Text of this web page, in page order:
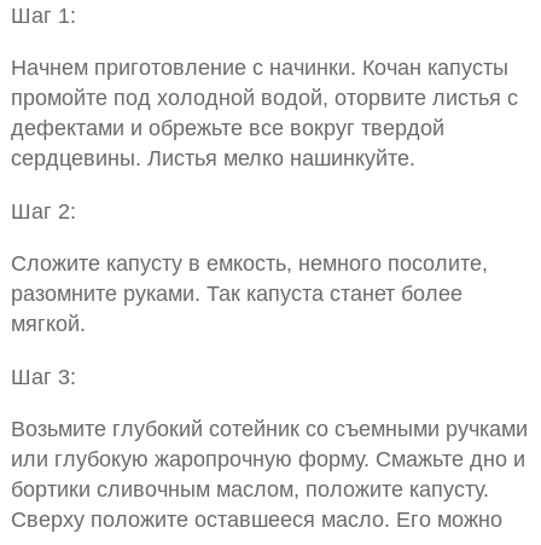
Шаг 1:
Начнем приготовление с начинки. Кочан капусты
промойте под холодной водой, оторвите листья с
дефектами и обрежьте все вокруг твердой
сердцевины. Листья мелко нашинкуйте.
Шаг 2:
Сложите капусту в емкость, немного посолите,
разомните руками. Так капуста станет более
мягкой.
Шаг 3:
Возьмите глубокий сотейник со съемными ручками
или глубокую жаропрочную форму. Смажьте дно и
бортики сливочным маслом, положите капусту.
Сверху положите оставшееся масло. Его можно